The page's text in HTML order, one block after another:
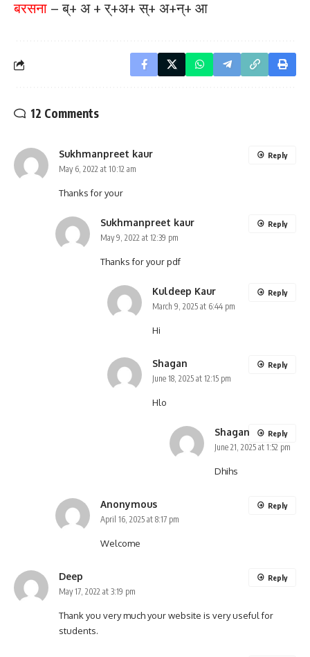
बरसना – ब्+ अ + र्+अ+ स्+ अ+न्+ आ
12 Comments
Sukhmanpreet kaur
May 6, 2022 at 10:12 am
Thanks for your
Reply
Sukhmanpreet kaur
May 9, 2022 at 12:39 pm
Thanks for your pdf
Reply
Kuldeep Kaur
March 9, 2025 at 6:44 pm
Hi
Reply
Shagan
June 18, 2025 at 12:15 pm
Hlo
Reply
Shagan
June 21, 2025 at 1:52 pm
Dhihs
Reply
Anonymous
April 16, 2025 at 8:17 pm
Welcome
Reply
Deep
May 17, 2022 at 3:19 pm
Thank you very much your website is very useful for
students.
Reply